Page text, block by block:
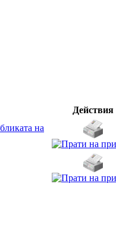
Действия
на